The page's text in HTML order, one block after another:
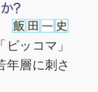
ッコマ」
年層に刺さ